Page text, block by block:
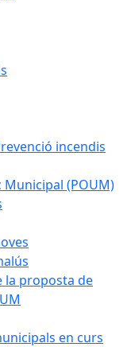
incendis
(POUM)
la proposta de
en curs